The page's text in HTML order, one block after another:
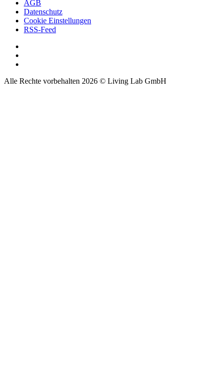
AGB
Datenschutz
Cookie Einstellungen
RSS-Feed
Alle Rechte vorbehalten 2026 © Living Lab GmbH